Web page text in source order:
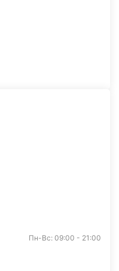
Пн-Вс: 09:00 - 21:00